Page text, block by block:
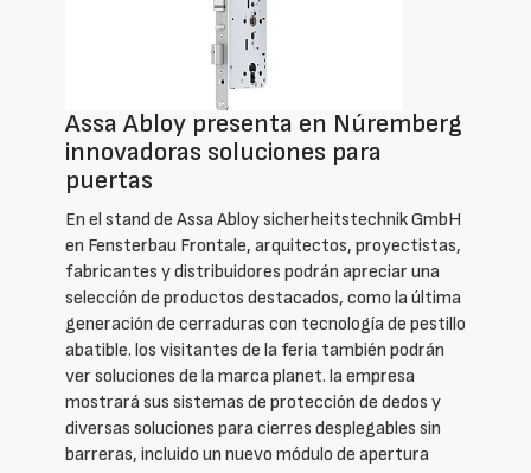
Assa Abloy presenta en Núremberg
innovadoras soluciones para
puertas
En el stand de Assa Abloy sicherheitstechnik GmbH
en Fensterbau Frontale, arquitectos, proyectistas,
fabricantes y distribuidores podrán apreciar una
selección de productos destacados, como la última
generación de cerraduras con tecnología de pestillo
abatible. los visitantes de la feria también podrán
ver soluciones de la marca planet. la empresa
mostrará sus sistemas de protección de dedos y
diversas soluciones para cierres desplegables sin
barreras, incluido un nuevo módulo de apertura